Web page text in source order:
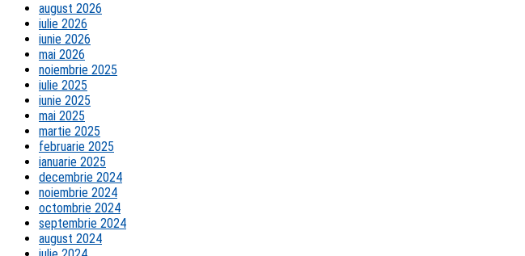
august 2026
iulie 2026
iunie 2026
mai 2026
noiembrie 2025
iulie 2025
iunie 2025
mai 2025
martie 2025
februarie 2025
ianuarie 2025
decembrie 2024
noiembrie 2024
octombrie 2024
septembrie 2024
august 2024